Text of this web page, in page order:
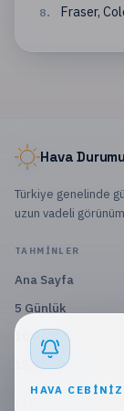
8. Fraser,
Hava
Türkiye genelinde
uzun vadeli
TAHMINLER
Ana Sayfa
5 Günlük
10 Günlük
15 Günlük
HAVA